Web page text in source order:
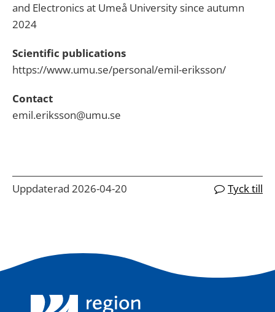
and Electronicsat Umeå Universitysince autumn
2024
Scientific publications
https://www.umu.se/personal/emil-eriksson/
Contact
emil.eriksson@umu.se
Uppdaterad 2026-04-20 Tyck till